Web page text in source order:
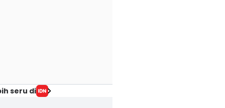
seru di